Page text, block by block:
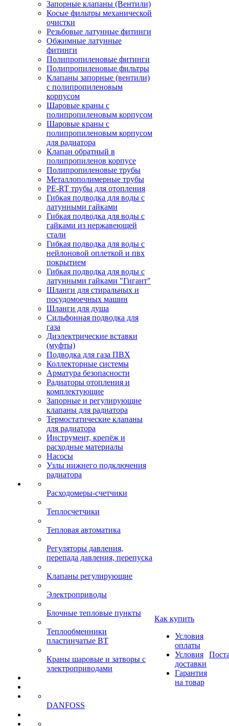
Запорные клапаны (Вентили)
Косые фильтры механической
очистки
Резьбовые латунные фитинги
Обжимные латунные
фитинги
Полипропиленовые фитинги
Полипропиленовые фильтры
Клапаны запорные (вентили)
с полипропиленовым
корпусом
Шаровые краны с
полипропиленовым корпусом
Шаровые краны с
полипропиленовым корпусом
для радиатора
Клапан обратный в
полипропиленов корпусе
Полипропиленовые трубы
Металлополимерные трубы
PE-RT трубы для отопления
Гибкая подводка для воды с
латунными гайками
Гибкая подводка для воды с
гайками из нержавеющей
стали
Гибкая подводка для воды с
нейлоновой оплеткой и пвх
покрытием
Гибкая подводка для воды с
латунными гайками "Гигант"
Шланги для стиральных и
посудомоечных машин
Шланги для душа
Сильфонная подводка для
газа
Диэлектрические вставки
(муфты)
Подводка для газа ПВХ
Коллекторные системы
Арматура безопасности
Радиаторы отопления и
комплектующие
Запорные и регулирующие
клапаны для радиатора
Термостатические клапаны
для радиатора
Инструмент, крепёж и
расходные материалы
Насосы
Узлы нижнего подключения
радиатора
Расходомеры-счетчики
Теплосчетчики
Тепловая автоматика
Регуляторы давления,
перепада давления, перепуска
Клапаны регулирующие
Электроприводы
Блочные тепловые пункты
Теплообменники
пластинчатые ВТ
Краны шаровые и затворы с
электроприводами
DANFOSS
Как купить
Условия
оплаты
Условия
доставки
Гарантия
на товар